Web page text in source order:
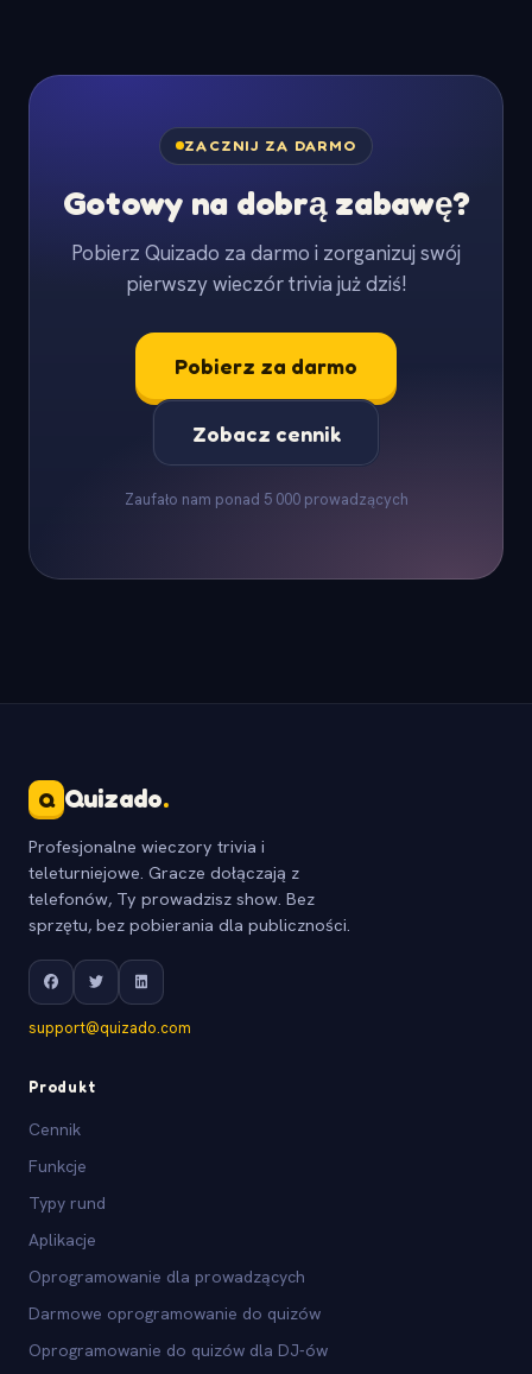
ZACZNIJ ZA DARMO
Gotowy na dobrą zabawę?
Pobierz Quizado za darmo i zorganizuj swój
pierwszy wieczór trivia już dziś!
Pobierz za darmo
Zobacz cennik
Zaufało nam ponad 5 000 prowadzących
Q Quizado.
Profesjonalne wieczory trivia i
teleturniejowe. Gracze dołączają z
telefonów, Ty prowadzisz show. Bez
sprzętu, bez pobierania dla publiczności.
support@quizado.com
Produkt
Cennik
Funkcje
Typy rund
Aplikacje
Oprogramowanie dla prowadzących
Darmowe oprogramowanie do quizów
Oprogramowanie do quizów dla DJ-ów